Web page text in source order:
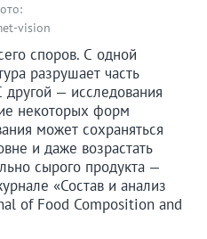
vision
споров. С одной
разрушает часть
другой — исследования
некоторых форм
может сохраняться
и даже возрастать
сырого продукта —
«Состав и анализ
of Food Composition and